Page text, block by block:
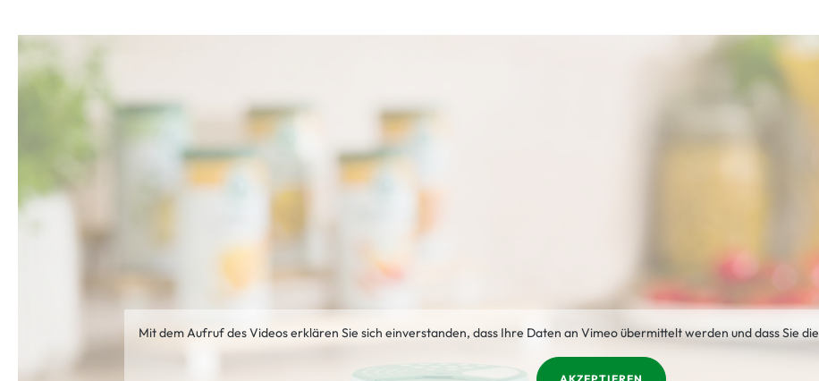
Mit dem Aufruf des Videos erklären Sie sich einverstanden, dass Ihre Daten an Vimeo übermittelt werden und dass Sie die